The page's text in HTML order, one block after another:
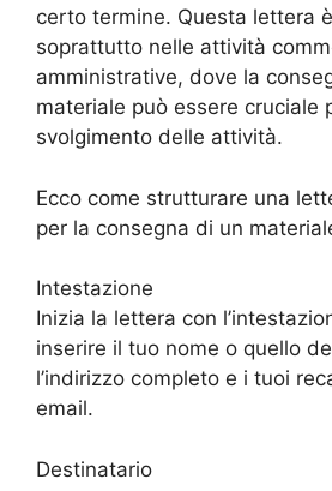
certo termine. Questa lettera
soprattutto nelle attività
amministrative, dove la
materiale può essere cruciale
svolgimento delle attività.
Ecco come strutturare una
per la consegna di un
Intestazione
Inizia la lettera con
inserire il tuo nome o quello
l’indirizzo completo e i tuoi
email.
Destinatario